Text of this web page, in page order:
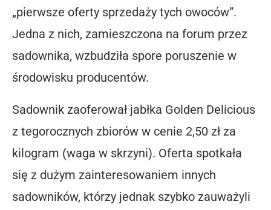
„pierwsze oferty sprzedaży tych owoców”.
Jedna z nich, zamieszczona na forum przez
sadownika, wzbudziła spore poruszenie w
środowisku producentów.
Sadownik zaoferował jabłka Golden Delicious
z tegorocznych zbiorów w cenie 2,50 zł za
kilogram (waga w skrzyni). Oferta spotkała
się z dużym zainteresowaniem innych
sadowników, którzy jednak szybko zauważyli